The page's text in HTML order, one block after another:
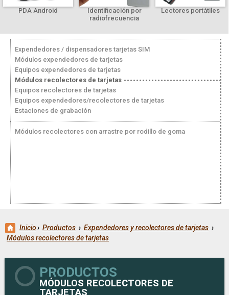
PDA Android
Identificación por
radiofrecuencia
Lectores portátiles
Expendedores / dispensadores tarjetas SIM
Módulos expendedores de tarjetas
Equipos expendedores de tarjetas
Módulos recolectores de tarjetas
Equipos recolectores de tarjetas
Equipos expendedores/recolectores de tarjetas
Estaciones de grabación
Módulos recolectores con arrastre por rodillo de goma
Inicio› Productos › Expendedores y recolectores de tarjetas ›
Módulos recolectores de tarjetas
PRODUCTOS
MÓDULOS RECOLECTORES DE
TARJETAS